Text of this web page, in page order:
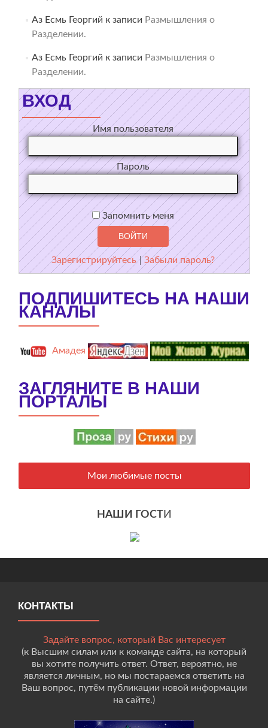
Аз Есмь Георгий к записи Размышления о
Разделении.
Аз Есмь Георгий к записи Размышления о
Разделении.
ВХОД
Имя пользователя
Пароль
Запомнить меня
Зарегистрируйтесь |Забыли пароль?
ПОДПИШИТЕСЬ НА НАШИ
КАНАЛЫ
Амадея
ЗАГЛЯНИТЕ В НАШИ
ПОРТАЛЫ
Мои любимые посты
НАШИ ГОСТИ
КОНТАКТЫ
Задайте вопрос, который Вас интересует
(к Высшим силам или к команде сайта, на который
вы хотите получить ответ. Ответ, вероятно, не
является личным, но мы постараемся ответить на
Ваш вопрос, путём публикации новой информации
на сайте.)